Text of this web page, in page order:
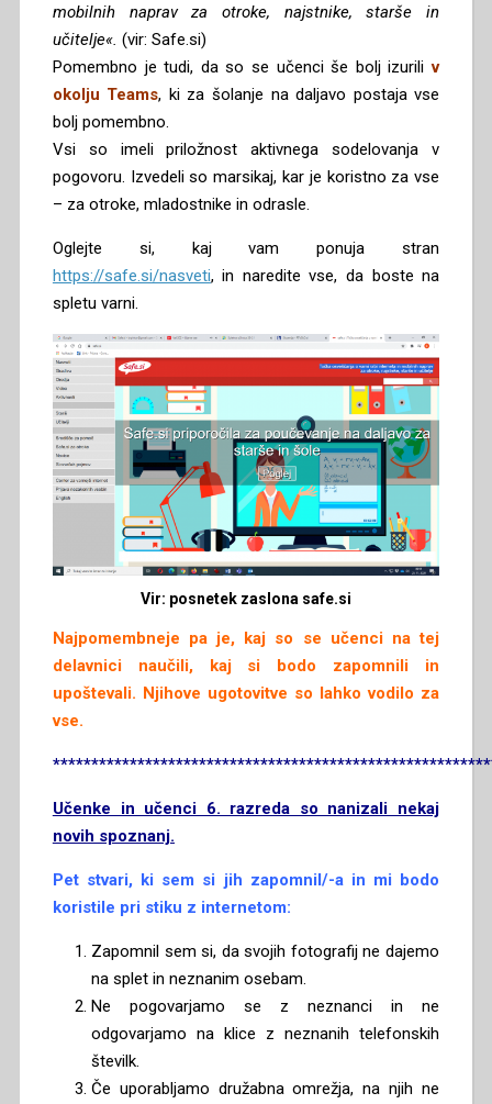
mobilnih naprav za otroke, najstnike, starše in
učitelje«. (vir: Safe.si)
Pomembno je tudi, da so se učenci še bolj izuriliv
okolju Teams, ki za šolanje na daljavo postaja vse
bolj pomembno.
Vsi so imeli priložnost aktivnega sodelovanja v
pogovoru. Izvedeli so marsikaj, kar je koristno za vse
– za otroke, mladostnike in odrasle.
Oglejte si, kaj vam ponuja stran
https://safe.si/nasveti, in naredite vse, da boste na
spletu varni.
Vir: posnetek zaslona safe.si
Najpomembneje pa je, kaj so se učenci na tej
delavnici naučili, kaj si bodo zapomnili in
upoštevali. Njihove ugotovitve so lahko vodilo za
vse.
Učenke in učenci 6. razreda so nanizali nekaj
novih spoznanj.
Pet stvari, ki sem si jih zapomnil/-a in mi bodo
koristile pri stiku z internetom:
Zapomnil sem si, da svojih fotografij ne dajemo
na splet in neznanim osebam.
Ne pogovarjamo se z neznanci in ne
odgovarjamo na klice z neznanih telefonskih
številk.
Če uporabljamo družabna omrežja, na njih ne